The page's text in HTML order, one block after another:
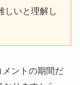
しいと理解し
ントの期間だ